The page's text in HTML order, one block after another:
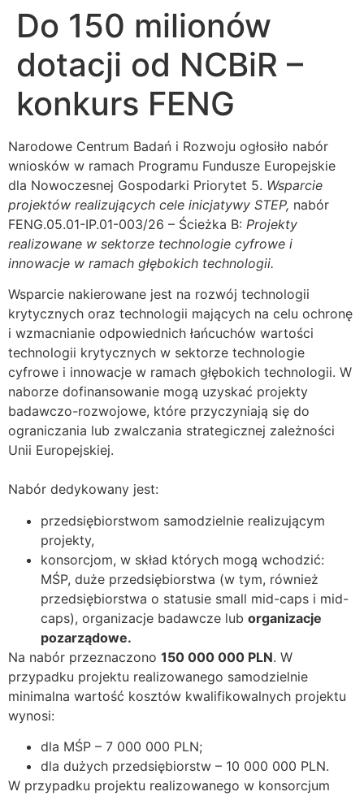
Do 150 milionów
dotacji od NCBiR –
konkurs FENG
Narodowe Centrum Badań i Rozwoju ogłosiło nabór
wniosków w ramach Programu Fundusze Europejskie
dla Nowoczesnej Gospodarki Priorytet 5. Wsparcie
projektów realizujących cele inicjatywy STEP, nabór
FENG.05.01-IP.01-003/26 – Ścieżka B: Projekty
realizowane w sektorze technologie cyfrowe i
innowacje w ramach głębokich technologii.
Wsparcie nakierowane jest na rozwój technologii
krytycznych oraz technologii mających na celu ochronę
i wzmacnianie odpowiednich łańcuchów wartości
technologii krytycznych w sektorze technologie
cyfrowe i innowacje w ramach głębokich technologii. W
naborze dofinansowanie mogą uzyskać projekty
badawczo-rozwojowe, które przyczyniają się do
ograniczania lub zwalczania strategicznej zależności
Unii Europejskiej.
Nabór dedykowany jest:
przedsiębiorstwom samodzielnie realizującym
projekty,
konsorcjom, w skład których mogą wchodzić:
MŚP, duże przedsiębiorstwa (w tym, również
przedsiębiorstwa o statusie small mid-caps i mid-
caps), organizacje badawcze lub organizacje
pozarządowe.
Na nabór przeznaczono 150 000 000 PLN. W
przypadku projektu realizowanego samodzielnie
minimalna wartość kosztów kwalifikowalnych projektu
wynosi:
dla MŚP – 7 000 000 PLN;
dla dużych przedsiębiorstw – 10 000 000 PLN.
W przypadku projektu realizowanego w konsorcjum